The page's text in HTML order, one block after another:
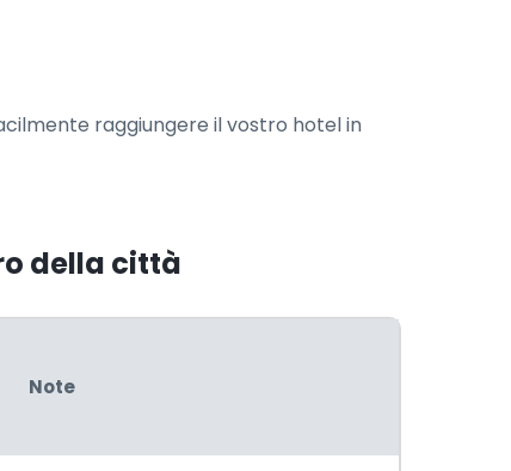
raggiungere il vostro hotel in
della città
Note